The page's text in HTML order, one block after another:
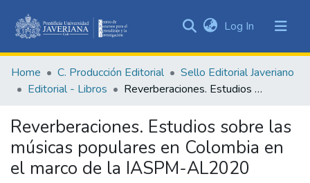
&
Collections
Statistics
Log In (current)
Home C. Producción Editorial
Sello Editorial Javeriano
Editorial - Libros
Reverberaciones. Estudios sobre las músicas populares en Colombia en el marco de la IASPM-AL2020
Reverberaciones. Estudios sobre las
músicas populares en Colombia en
el marco de la IASPM-AL2020